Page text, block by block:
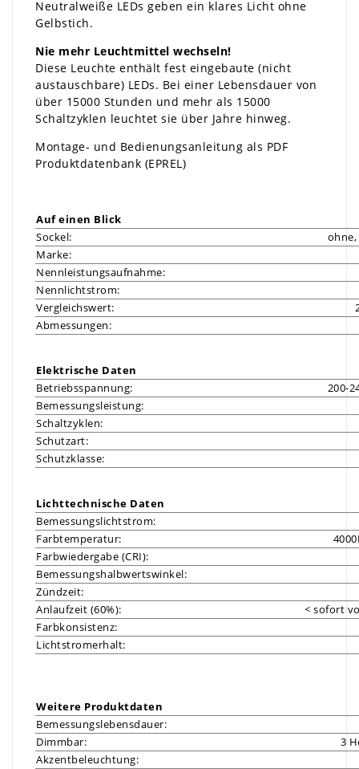
Neutralweiße LEDs geben ein klares Licht ohne
Gelbstich.
Nie mehr Leuchtmittel wechseln!
Diese Leuchte enthält fest eingebaute (nicht
austauschbare) LEDs. Bei einer Lebensdauer von
über 15000 Stunden und mehr als 15000
Schaltzyklen leuchtet sie über Jahre hinweg.
Montage- und Bedienungsanleitung als PDF
Produktdatenbank (EPREL)
Auf einen Blick
Sockel:
Marke:
Nennleistungsaufnahme:
Nennlichtstrom:
Vergleichswert:
Abmessungen:
Elektrische Daten
Betriebsspannung:
200-
Bemessungsleistung:
Schaltzyklen:
Schutzart:
Schutzklasse:
Lichttechnische Daten
Bemessungslichtstrom:
Farbtemperatur:
Farbwiedergabe (CRI):
Bemessungshalbwertswinkel:
Zündzeit:
Anlaufzeit (60%):
< sofort
Farbkonsistenz:
Lichtstromerhalt:
Weitere Produktdaten
Bemessungslebensdauer:
Dimmbar:
3
Akzentbeleuchtung: